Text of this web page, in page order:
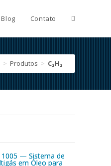
Blog Contato
> Produtos > C₂H₂